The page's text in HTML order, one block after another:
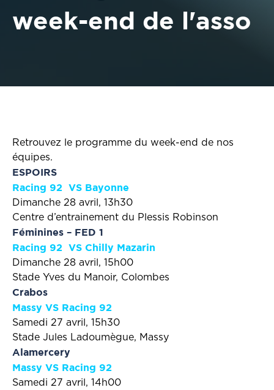
week-end de l'asso
Retrouvez le programme du week-end de nos
équipes.
ESPOIRS
Racing 92 VS Bayonne
Dimanche 28 avril, 13h30
Centre d’entrainement du Plessis Robinson
Féminines – FED 1
Racing 92 VS Chilly Mazarin
Dimanche 28 avril, 15h00
Stade Yves du Manoir, Colombes
Crabos
Massy VS Racing 92
Samedi 27 avril, 15h30
Stade Jules Ladoumègue, Massy
Alamercery
Massy VS Racing 92
Samedi 27 avril, 14h00